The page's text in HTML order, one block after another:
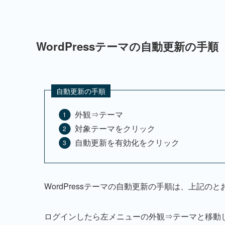
WordPressテーマの自動更新の手順
自動更新の手順
外観⇒テーマ
対象テーマをクリック
自動更新を有効化をクリック
WordPressテーマの自動更新の手順は、上記のと
ログインしたら左メニューの外観⇒テーマと移動